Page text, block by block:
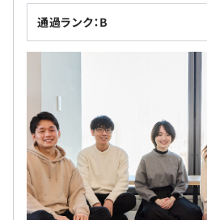
通過ランク：B